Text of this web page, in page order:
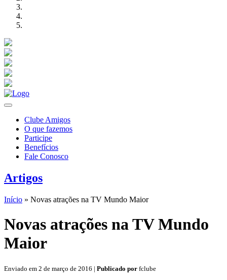
Clube Amigos
O que fazemos
Participe
Benefícios
Fale Conosco
Artigos
Início » Novas atrações na TV Mundo Maior
Novas atrações na TV Mundo
Maior
Enviado em 2 de março de 2016 | Publicado por fclube